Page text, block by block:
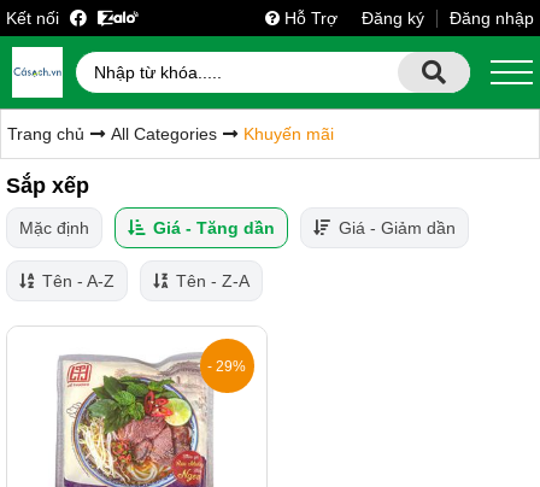
Kết nối Hỗ Trợ Đăng ký Đăng nhập
Trang chủ All Categories Khuyến mãi
Sắp xếp
Mặc định Giá - Tăng dần Giá - Giảm dần
Tên - A-Z Tên - Z-A
- 29%